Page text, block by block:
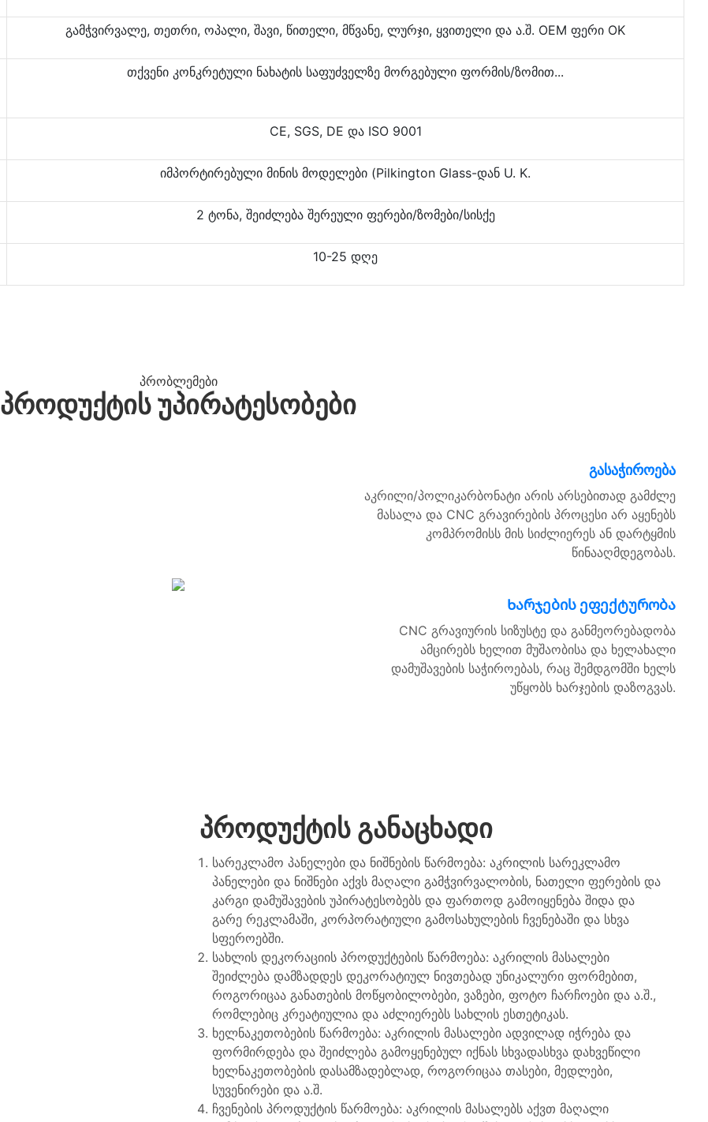
გამჭვირვალე, თეთრი, ოპალი, შავი, წითელი, მწვანე, ლურჯი, ყვითელი და ა.შ. OEM ფერი OK
თქვენი კონკრეტული ნახატის საფუძველზე მორგებული ფორმის/ზომით...
CE, SGS, DE და ISO 9001
იმპორტირებული მინის მოდელები (Pilkington Glass-დან U. K.
2 ტონა, შეიძლება შერეული ფერები/ზომები/სისქე
10-25 დღე
პრობლემები
ᲞᲠᲝᲓᲣᲥᲢᲘᲡ ᲣᲞᲘᲠᲐᲢᲔᲡᲝᲑᲔᲑᲘ
გასაჭიროება
აკრილი/პოლიკარბონატი არის არსებითად გამძლე
მასალა და CNC გრავირების პროცესი არ აყენებს
კომპრომისს მის სიძლიერეს ან დარტყმის
წინააღმდეგობას.
Ხარჯების ეფექტურობა
CNC გრავიურის სიზუსტე და განმეორებადობა
ამცირებს ხელით მუშაობისა და ხელახალი
დამუშავების საჭიროებას, რაც შემდგომში ხელს
უწყობს ხარჯების დაზოგვას.
ᲞᲠᲝᲓᲣᲥᲢᲘᲡ ᲒᲐᲜᲐᲪᲮᲐᲓᲘ
სარეკლამო პანელები და ნიშნების წარმოება: აკრილის სარეკლამო
პანელები და ნიშნები აქვს მაღალი გამჭვირვალობის, ნათელი ფერების და
კარგი დამუშავების უპირატესობებს და ფართოდ გამოიყენება შიდა და
გარე რეკლამაში, კორპორატიული გამოსახულების ჩვენებაში და სხვა
სფეროებში.
სახლის დეკორაციის პროდუქტების წარმოება: აკრილის მასალები
შეიძლება დამზადდეს დეკორატიულ ნივთებად უნიკალური ფორმებით,
როგორიცაა განათების მოწყობილობები, ვაზები, ფოტო ჩარჩოები და ა.შ.,
რომლებიც კრეატიულია და აძლიერებს სახლის ესთეტიკას.
ხელნაკეთობების წარმოება: აკრილის მასალები ადვილად იჭრება და
ფორმირდება და შეიძლება გამოყენებულ იქნას სხვადასხვა დახვეწილი
ხელნაკეთობების დასამზადებლად, როგორიცაა თასები, მედლები,
სუვენირები და ა.შ.
ჩვენების პროდუქტის წარმოება: აკრილის მასალებს აქვთ მაღალი